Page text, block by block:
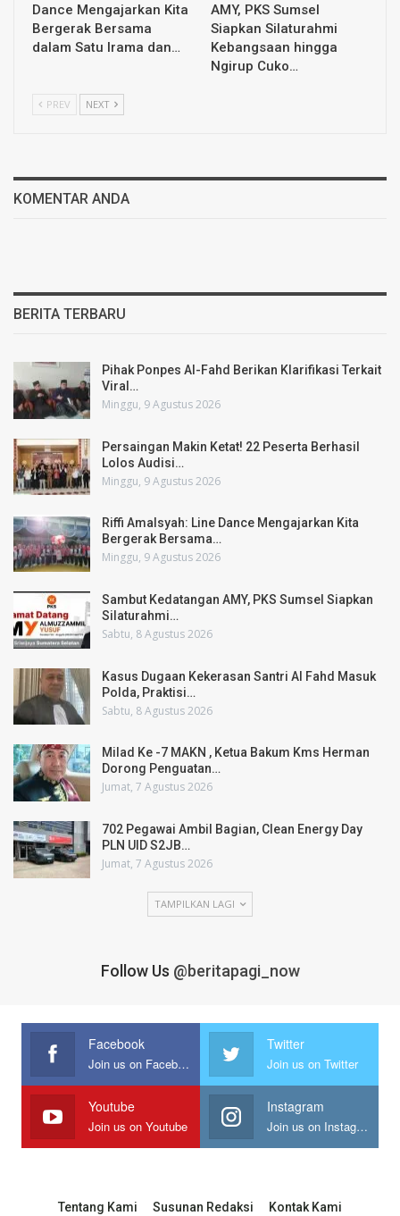
Dance Mengajarkan Kita
Bergerak Bersama
dalam Satu Irama dan…
AMY, PKS Sumsel
Siapkan Silaturahmi
Kebangsaan hingga
Ngirup Cuko…
PREV NEXT
KOMENTAR ANDA
BERITA TERBARU
Pihak Ponpes Al-Fahd Berikan Klarifikasi Terkait
Viral…
Minggu, 9 Agustus 2026
Persaingan Makin Ketat! 22 Peserta Berhasil
Lolos Audisi…
Minggu, 9 Agustus 2026
Riffi Amalsyah: Line Dance Mengajarkan Kita
Bergerak Bersama…
Minggu, 9 Agustus 2026
Sambut Kedatangan AMY, PKS Sumsel Siapkan
Silaturahmi…
Sabtu, 8 Agustus 2026
Kasus Dugaan Kekerasan Santri Al Fahd Masuk
Polda, Praktisi…
Sabtu, 8 Agustus 2026
Milad Ke -7 MAKN , Ketua Bakum Kms Herman
Dorong Penguatan…
Jumat, 7 Agustus 2026
702 Pegawai Ambil Bagian, Clean Energy Day
PLN UID S2JB…
Jumat, 7 Agustus 2026
TAMPILKAN LAGI
Follow Us @beritapagi_now
Facebook
Join us on Facebook
Twitter
Join us on Twitter
Youtube
Join us on Youtube
Instagram
Join us on Instagram
Tentang Kami Susunan Redaksi Kontak Kami